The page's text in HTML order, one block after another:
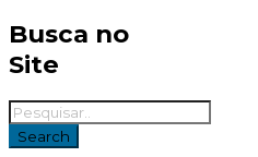
Busca no
Site